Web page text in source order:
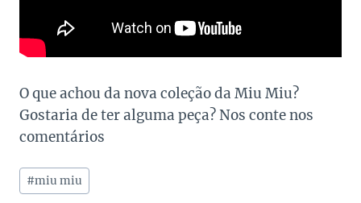
O que achou da nova coleção da Miu Miu?
Gostaria de ter alguma peça? Nos conte nos
comentários
Tags
do
#miu miu